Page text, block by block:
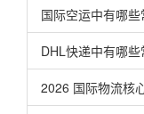
国际空运中有哪
DHL快递中有哪
2026 国际物流核